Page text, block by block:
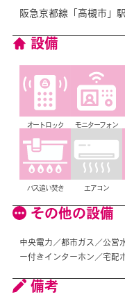
阪急京都線「高槻市」
設備
オートロック モニターフォン
バス追い焚き エアコン
その他の設備
中央電力／都市ガス／公営
ー付きインターホン／宅配
備考